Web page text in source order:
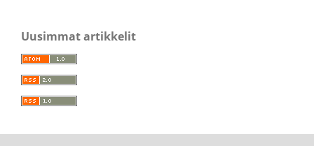
Uusimmat artikkelit